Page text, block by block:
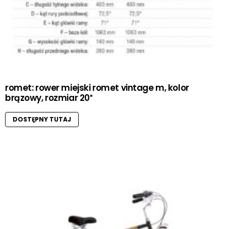
romet: rower miejski romet vintage m, kolor
brązowy, rozmiar 20″
DOSTĘPNY TUTAJ